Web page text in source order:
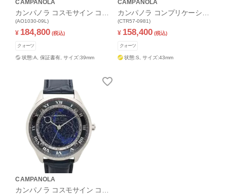
CAMPANOLA
カンパノラ コスモサイン コレ
クション
(AO1030-09L)
¥ 184,800 (税込)
クォーツ
状態:A, 保証書有, サイズ:39mm
CAMPANOLA
カンパノラ コンプリケーショ
ン コレクション パーペチュ
アルカレンダー
(CTR57-0981)
¥ 158,400 (税込)
クォーツ
状態:S, サイズ:43mm
CAMPANOLA
カンパノラ コスモサイン コレ